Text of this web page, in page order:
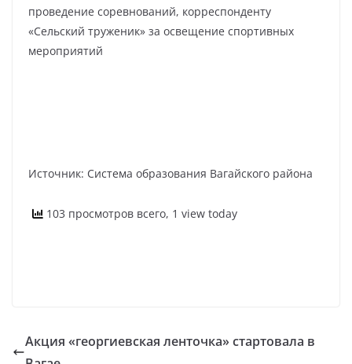
проведение соревнований, корреспонденту
«Сельский труженик» за освещение спортивных
мероприятий
Источник: Система образования Вагайского района
103 просмотров всего, 1 view today
Акция «георгиевская ленточка» стартовала в